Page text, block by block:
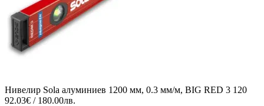
Нивелир Sola алуминиев 1200 мм, 0.3 мм/м, BIG RED 3 120
92.03€ / 180.00лв.